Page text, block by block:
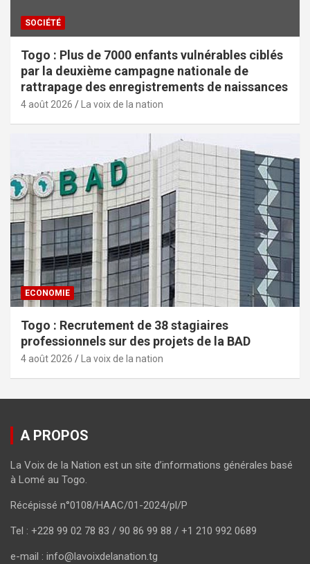
SOCIÉTÉ
Togo : Plus de 7000 enfants vulnérables ciblés
par la deuxième campagne nationale de
rattrapage des enregistrements de naissances
4 août 2026 La voix de la nation
ECONOMIE
Togo : Recrutement de 38 stagiaires
professionnels sur des projets de la BAD
4 août 2026 La voix de la nation
A PROPOS
La Voix de la Nation est un site d’informations générales basé
à Lomé au Togo.
Récépissé n°0108/HAAC/01-2024/pl/P
Tel : +228 99 02 78 83 / 90 86 99 88 / +1 210 992 0689
e-mail : info@lavoixdelanation.tg